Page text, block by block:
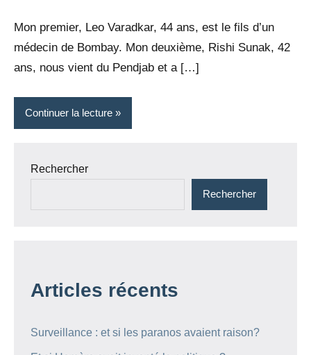
Mon premier, Leo Varadkar, 44 ans, est le fils d’un
médecin de Bombay. Mon deuxième, Rishi Sunak, 42
ans, nous vient du Pendjab et a […]
Continuer la lecture
Rechercher
Rechercher
Articles récents
Surveillance : et si les paranos avaient raison?